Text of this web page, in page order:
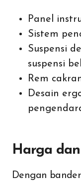
Panel
Sistem
Suspensi
suspensi
Rem
Desain
Harga
Dengan